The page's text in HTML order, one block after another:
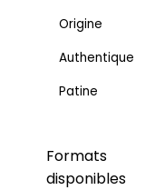
Origine
Authentique
Patine
Formats
disponibles